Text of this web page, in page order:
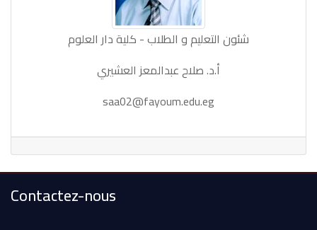
شئون التعليم و الطلاب - كلية دار العلوم
أ.د. صلاح عبدالمعز العشيري
saa02@fayoum.edu.eg
Contactez-nous